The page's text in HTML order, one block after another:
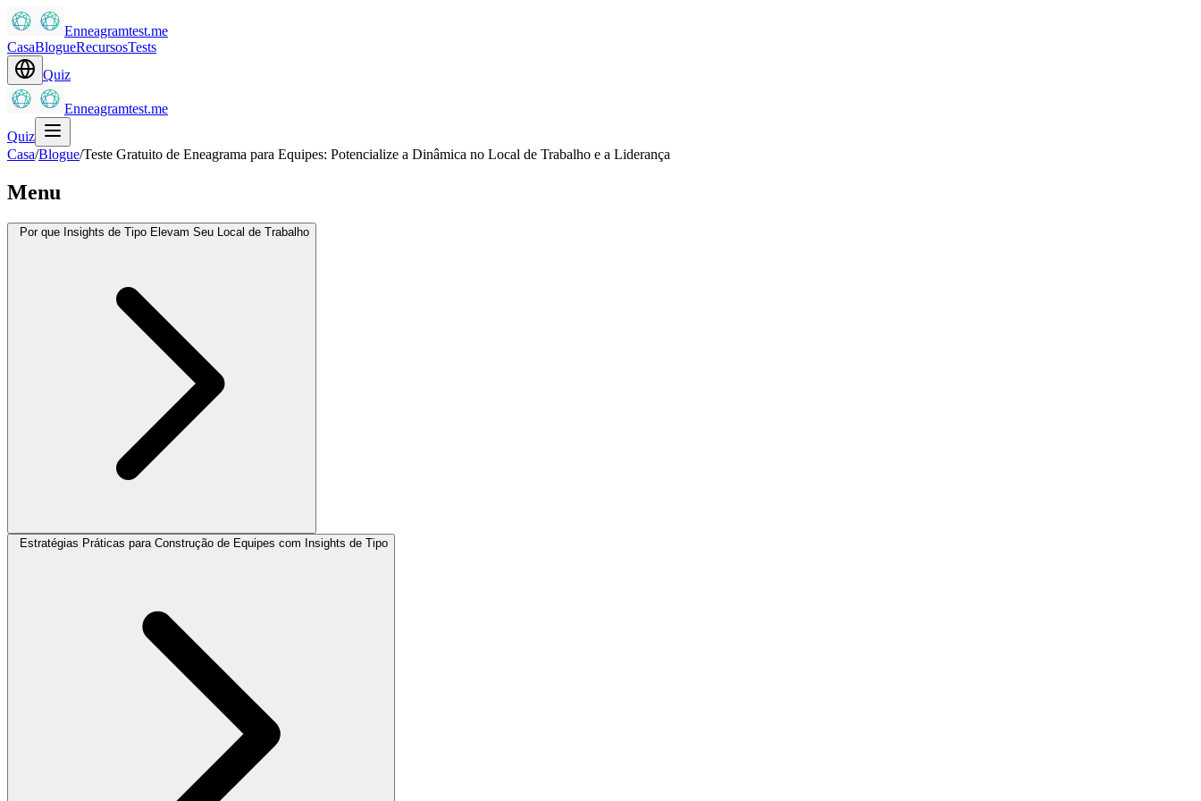
Enneagramtest.me
CasaBlogueRecursosTests
Quiz
Enneagramtest.me
Quiz
Casa/Blogue/Teste Gratuito de Eneagrama para Equipes: Potencialize a Dinâmica no Local de Trabalho e a Liderança
Menu
Por que Insights de Tipo Elevam Seu Local de Trabalho
Estratégias Práticas para Construção de Equipes com Insights de Tipo